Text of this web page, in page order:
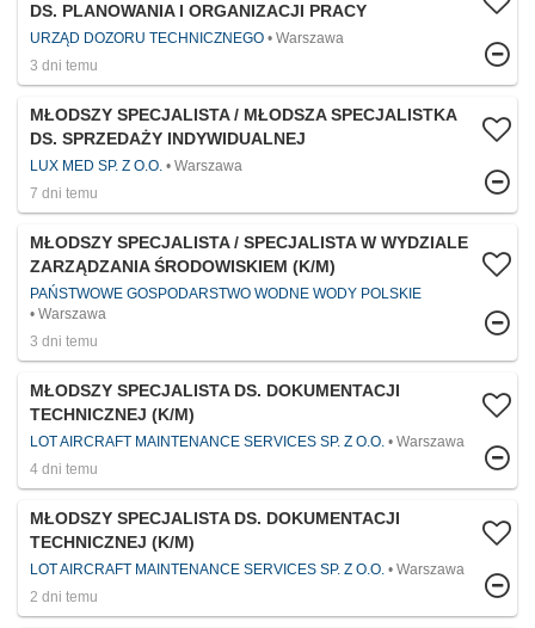
DS. PLANOWANIA I ORGANIZACJI PRACY
URZĄD DOZORU TECHNICZNEGO
Warszawa
3 dni temu
MŁODSZY SPECJALISTA / MŁODSZA SPECJALISTKA
DS. SPRZEDAŻY INDYWIDUALNEJ
LUX MED SP. Z O.O.
Warszawa
7 dni temu
MŁODSZY SPECJALISTA / SPECJALISTA W WYDZIALE
ZARZĄDZANIA ŚRODOWISKIEM (K/M)
PAŃSTWOWE GOSPODARSTWO WODNE WODY POLSKIE
Warszawa
3 dni temu
MŁODSZY SPECJALISTA DS. DOKUMENTACJI
TECHNICZNEJ (K/M)
LOT AIRCRAFT MAINTENANCE SERVICES SP. Z O.O.
Warszawa
4 dni temu
MŁODSZY SPECJALISTA DS. DOKUMENTACJI
TECHNICZNEJ (K/M)
LOT AIRCRAFT MAINTENANCE SERVICES SP. Z O.O.
Warszawa
2 dni temu